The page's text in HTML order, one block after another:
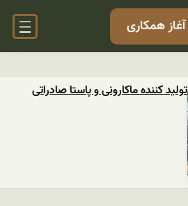
آغاز همکاری
تولید کننده ماکارونی و پاستا صادراتی